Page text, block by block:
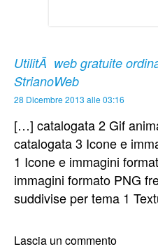
UtilitÃ web gratuite
StrianoWeb
28 Dicembre 2013 alle 03:16
[…] catalogata 2 Gif
catalogata 3 Icone e
1 Icone e immagini
immagini formato PNG
suddivise per tema 1
Lascia un commento